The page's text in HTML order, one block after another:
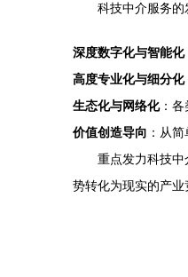
科技中介服务的
深度数字化与智能化
高度专业化与细分化
生态化与网络化：各
价值创造导向 ：从
重点发力科技
势转化为现实的产业